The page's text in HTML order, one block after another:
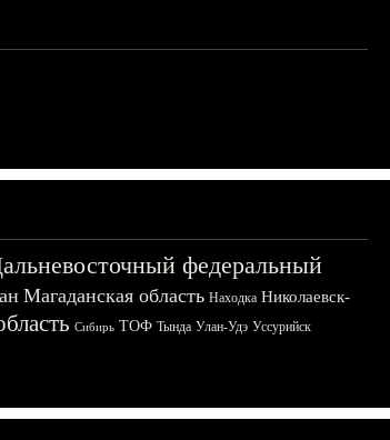
федеральный
Магаданская область Находка Николаевск-
Сибирь ТОФ Тында Улан-Удэ Уссурийск